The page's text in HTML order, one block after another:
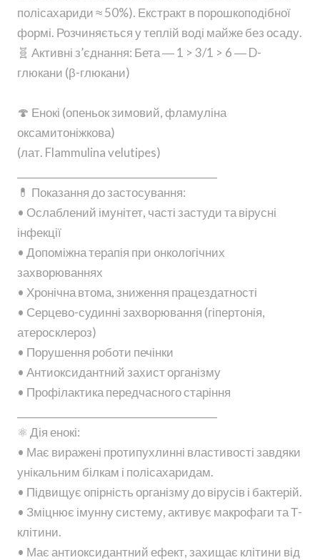
полісахариди ≈ 50%). Екстракт в порошкоподібної
формі. Розчиняється у теплій воді майже без осаду.
🧬 Активні з’єднання: Бета ― 1 > 3/1 > 6 ― D-
глюкани (β-глюкани)
🍄 Енокі (опеньок зимовий, фламуліна
оксамитоніжкова)
(лат. Flammulina velutipes)
💊 Показання до застосування:
• Ослаблений імунітет, часті застуди та вірусні
інфекції
• Допоміжна терапія при онкологічних
захворюваннях
• Хронічна втома, зниження працездатності
• Серцево-судинні захворювання (гіпертонія,
атеросклероз)
• Порушення роботи печінки
• Антиоксидантний захист організму
• Профілактика передчасного старіння
⚛️ Дія енокі:
• Має виражені протипухлинні властивості завдяки
унікальним білкам і полісахаридам.
• Підвищує опірність організму до вірусів і бактерій.
• Зміцнює імунну систему, активує макрофаги та Т-
клітини.
• Має антиоксидантний ефект, захищає клітини від